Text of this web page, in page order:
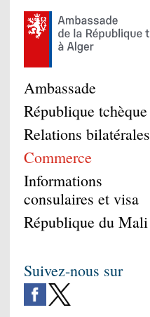
Ambassade
République tchèque
Relations bilatérales
Commerce
Informations
consulaires et visa
République du Mali
Suivez-nous sur